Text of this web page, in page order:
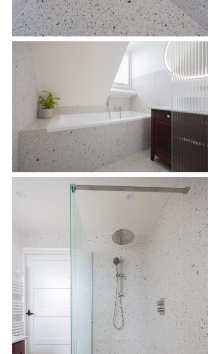
dat perfect aansluit op
de rest van de
woning.
Samen met onze
vaste tegelzetter,
elektricien, loodgieter
en stukadoor hebben
we een resultaat
neergezet waar de
bewoners nog jaren
plezier van hebben:
een comfortabele,
nieuw toilet.